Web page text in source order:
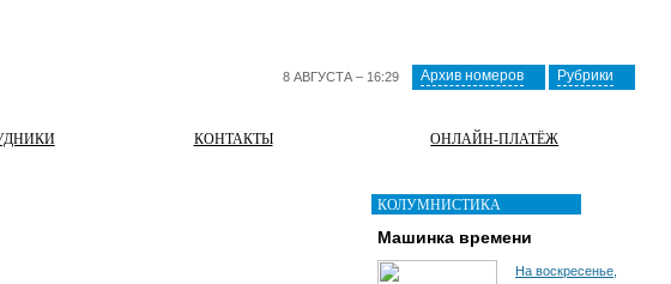
8 АВГУСТА – 16:29 Архив номеров Рубрики
КОНТАКТЫ ОНЛАЙН-ПЛАТЁЖ
КОЛУМНИСТИКА
Машинка времени
На воскресенье,